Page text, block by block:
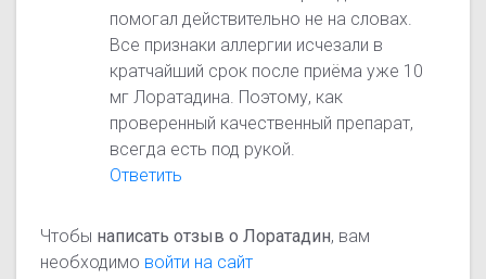
помогал действительно не на словах.
Все признаки аллергии исчезали в
кратчайший срок после приёма уже 10
мг Лоратадина. Поэтому, как
проверенный качественный препарат,
всегда есть под рукой.
Ответить
Чтобы написать отзыв о Лоратадин, вам
необходимо войти на сайт